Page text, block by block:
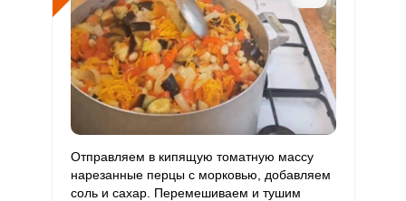
Отправляем в кипящую томатную массу
нарезанные перцы с морковью, добавляем
соль и сахар. Перемешиваем и тушим